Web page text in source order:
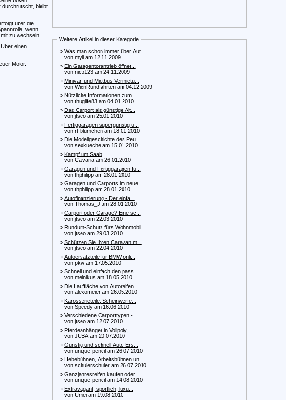
durchrutscht, bleibt
über die
wenn
zu wechseln.
einen
Motor.
Weitere Artikel in dieser Kategorie
» Was man schon immer über Aut...
von myli am 12.11.2009
» Ein Garagentorantrieb öffnet...
von nico123 am 24.11.2009
» Minivan und Mietbus Vermietu...
von WienRundfahrten am 04.12.2009
» Nützliche Informationen zum ...
von thuglife83 am 04.01.2010
» Das Carport als günstige Alt...
von jtseo am 25.01.2010
» Fertiggaragen supergünstig u...
von rt-blümchen am 18.01.2010
» Die Modellgeschichte des Peu...
von seokueche am 15.01.2010
» Kampf um Saab
von Calvaria am 26.01.2010
» Garagen und Fertiggaragen fü...
von thphilipp am 28.01.2010
» Garagen und Carports im neue...
von thphilipp am 28.01.2010
» Autofinanzierung - Der einfa...
von Thomas_J am 28.01.2010
» Carport oder Garage? Eine sc...
von jtseo am 22.03.2010
» Rundum-Schutz fürs Wohnmobil
von jtseo am 29.03.2010
» Schützen Sie Ihren Caravan m...
von jtseo am 22.04.2010
» Autoersatzteile für BMW onli...
von pkw am 17.05.2010
» Schnell und einfach den pass...
von melnikus am 18.05.2010
» Die Lauffläche von Autoreifen
von alexomeier am 26.05.2010
» Karosserieteile, Scheinwerfe...
von Speedy am 16.06.2010
» Verschiedene Carporttypen - ...
von jtseo am 12.07.2010
» Pferdeanhänger in Vollpoly, ...
von JUBA am 20.07.2010
» Günstig und schnell Auto-Ers...
von unique-pencil am 26.07.2010
» Hebebühnen, Arbeitsbühnen un...
von schulerschuler am 26.07.2010
» Ganzjahresreifen kaufen oder...
von unique-pencil am 14.08.2010
» Extravagant, sportlich, luxu...
von Umei am 19.08.2010